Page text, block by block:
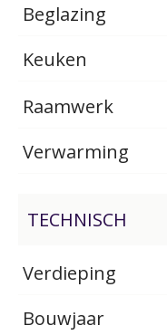
Beglazing
Keuken
Raamwerk
Verwarming
TECHNISCH
Verdieping
Bouwjaar